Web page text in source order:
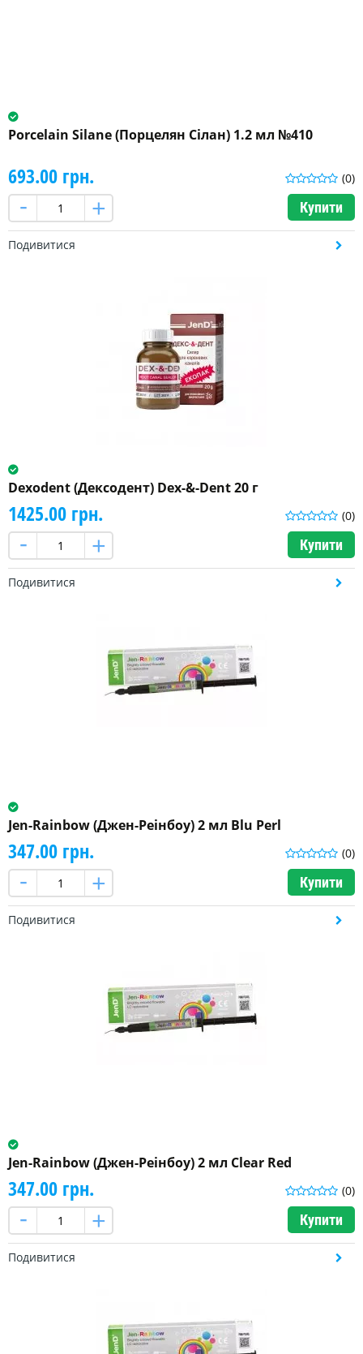
Porcelain Silane (Порцелян Сілан) 1.2 мл №410
(0)
693.00 грн.
Купити
Подивитися
Dexodent (Дексодент) Dex-&-Dent 20 г
(0)
1425.00 грн.
Купити
Подивитися
Jen-Rainbow (Джен-Реінбоу) 2 мл Blu Perl
(0)
347.00 грн.
Купити
Подивитися
Jen-Rainbow (Джен-Реінбоу) 2 мл Clear Red
(0)
347.00 грн.
Купити
Подивитися